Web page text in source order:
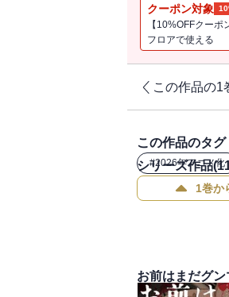
クーポン対象
【10%OFFクー
フロアで使える
この作品の1
この作品のタグ
#2026年アニメ化
シリーズ作品(
1巻か
お前はまだグ